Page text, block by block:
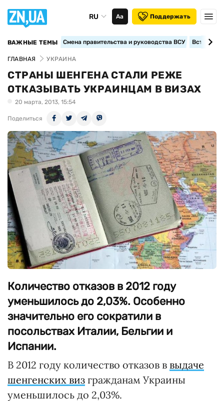
RU Аа Поддержать
ВАЖНЫЕ ТЕМЫ Смена правительства и руководства ВСУ
ГЛАВНАЯ УКРАИНА
СТРАНЫ ШЕНГЕНА СТАЛИ РЕЖЕ
ОТКАЗЫВАТЬ УКРАИНЦАМ В ВИЗАХ
20 марта, 2013, 15:54
Поделиться
Количество отказов в 2012 году
уменьшилось до 2,03%. Особенно
значительно его сократили в
посольствах Италии, Бельгии и
Испании.
В 2012 году количество отказов в выдаче
шенгенских виз гражданам Украины
уменьшилось до 2,03%.